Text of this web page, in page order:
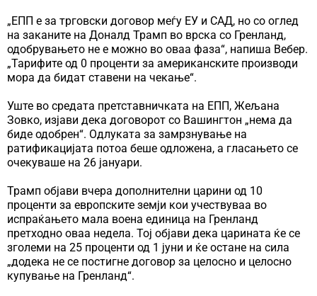
„ЕПП е за трговски договор меѓу ЕУ и САД, но со оглед
на заканите на Доналд Трамп во врска со Гренланд,
одобрувањето не е можно во оваа фаза“, напиша Вебер.
„Тарифите од 0 проценти за американските производи
мора да бидат ставени на чекање“.
Уште во средата претставничката на ЕПП, Жељана
Зовко, изјави дека договорот со Вашингтон „нема да
биде одобрен“. Одлуката за замрзнување на
ратификацијата потоа беше одложена, а гласањето се
очекуваше на 26 јануари.
Трамп објави вчера дополнителни царини од 10
проценти за европските земји кои учествуваа во
испраќањето мала воена единица на Гренланд
претходно оваа недела. Тој објави дека царината ќе се
зголеми на 25 проценти од 1 јуни и ќе остане на сила
„додека не се постигне договор за целосно и целосно
купување на Гренланд“.